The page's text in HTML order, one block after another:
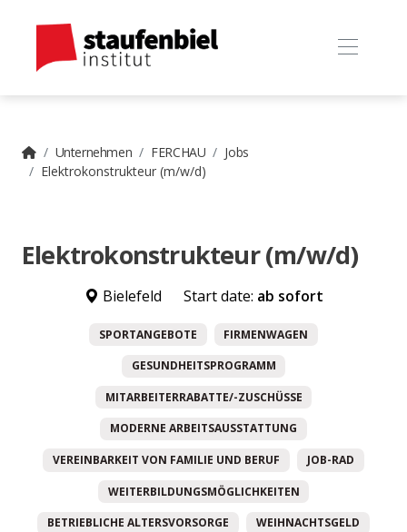
Unternehmen FERCHAU
Jobs
Elektrokonstrukteur (m/w/d)
Elektrokonstrukteur (m/w/d)
Bielefeld Start date: ab sofort
SPORTANGEBOTE FIRMENWAGEN
GESUNDHEITSPROGRAMM
MITARBEITERRABATTE/-ZUSCHÜSSE
MODERNE ARBEITSAUSSTATTUNG
VEREINBARKEIT VON FAMILIE UND BERUF JOB-RAD
WEITERBILDUNGSMÖGLICHKEITEN
BETRIEBLICHE ALTERSVORSORGE WEIHNACHTSGELD